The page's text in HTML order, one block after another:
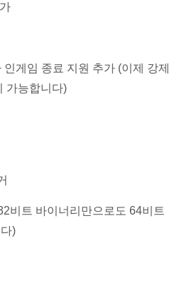
게임 종료 지원 추가 (이제 강제
가능합니다)
비트 바이너리만으로도 64비트
)